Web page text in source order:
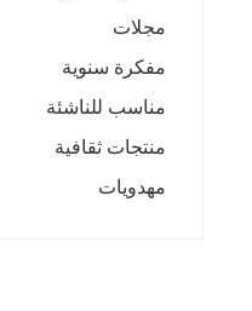
مجلات
مفكرة سنوية
مناسب للناشئة
منتجات ثقافية
مهدويات